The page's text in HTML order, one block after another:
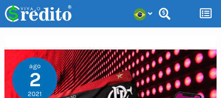
para
conteúdo
ago
2
2021